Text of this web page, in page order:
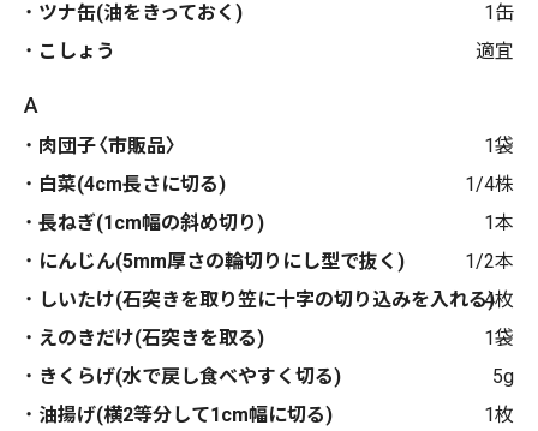
ツナ缶(油をきっておく)
1缶
こしょう
適宜
A
肉団子〈市販品〉
1袋
白菜(4cm長さに切る)
1/4株
長ねぎ(1cm幅の斜め切り)
1本
にんじん(5mm厚さの輪切りにし型で抜く)
1/2本
しいたけ(石突きを取り笠に十字の切り込みを入れる)4枚
えのきだけ(石突きを取る)
1袋
きくらげ(水で戻し食べやすく切る)
5g
油揚げ(横2等分して1cm幅に切る)
1枚